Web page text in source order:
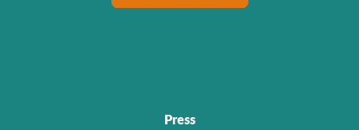
Press